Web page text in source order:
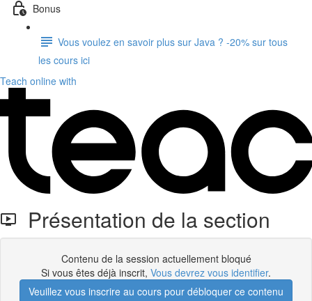
Bonus
Vous voulez en savoir plus sur Java ? -20% sur tous
les cours ici
Teach online with
Présentation de la section
Contenu de la session actuellement bloqué
Si vous êtes déjà inscrit, Vous devrez vous identifier.
Veuillez vous inscrire au cours pour débloquer ce contenu